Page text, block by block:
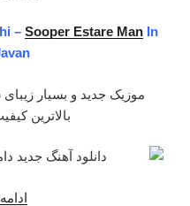
– Sooper Estare Man In
موزیک جدید و بسیار زیبای
بالاترین